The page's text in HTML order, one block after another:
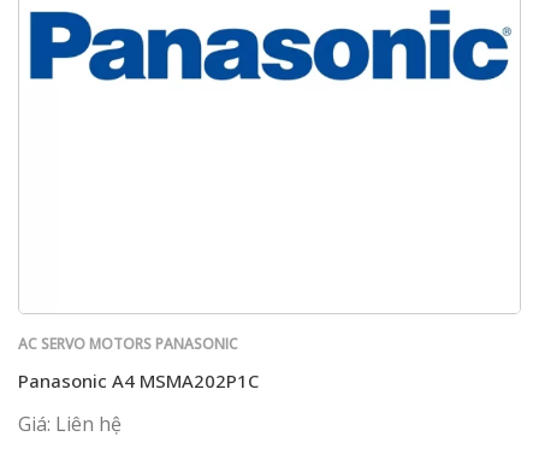
AC SERVO MOTORS PANASONIC
Panasonic A4 MSMA202P1C
Giá: Liên hệ